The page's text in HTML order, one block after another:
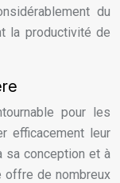
du
la productivité de
pour les
efficacement leur
sa conception et à
offre de nombreux